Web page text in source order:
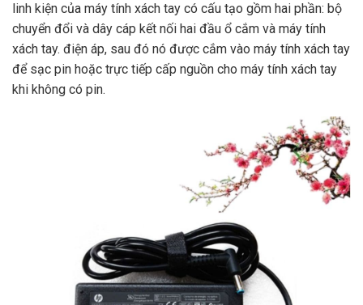
linh kiện của máy tính xách tay có cấu tạo gồm hai phần: bộ
chuyển đổi và dây cáp kết nối hai đầu ổ cắm và máy tính
xách tay. điện áp, sau đó nó được cắm vào máy tính xách tay
để sạc pin hoặc trực tiếp cấp nguồn cho máy tính xách tay
khi không có pin.